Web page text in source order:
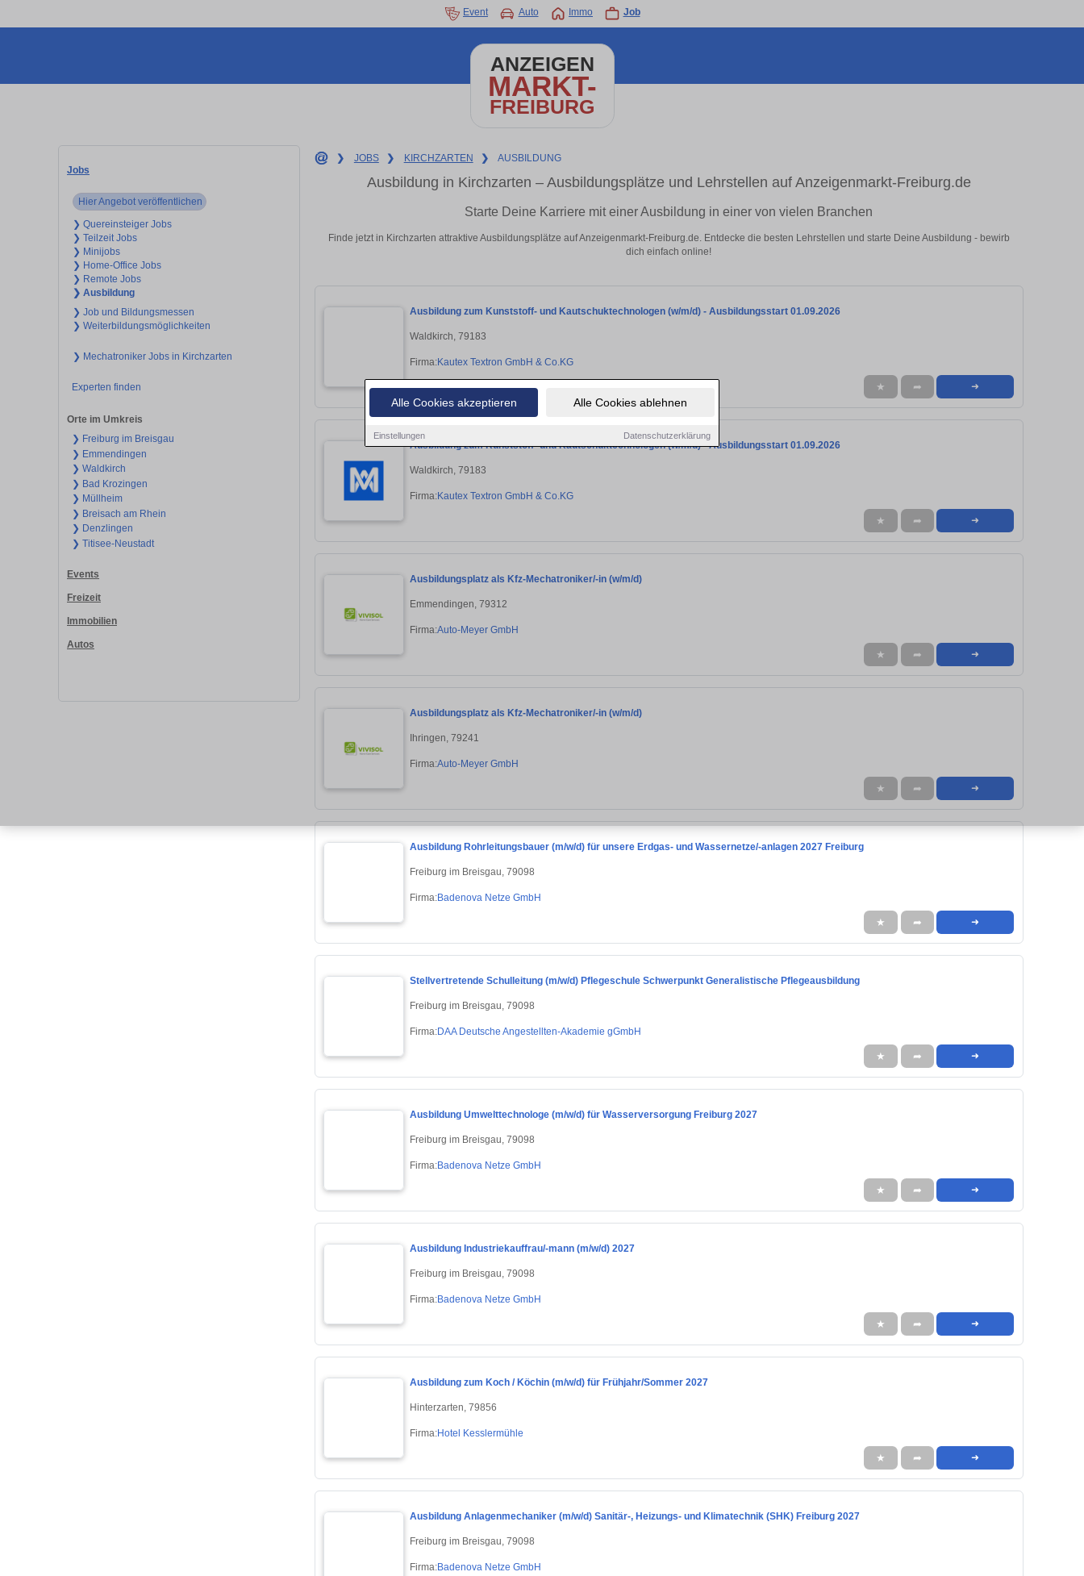
Alle Cookies akzeptieren Alle Cookies ablehnen
Einstellungen Datenschutzerklärung
Event Auto Immo Job
ANZEIGEN
MARKT-
FREIBURG
Jobs
Hier Angebot veröffentlichen
❯ Quereinsteiger Jobs
❯ Teilzeit Jobs
❯ Minijobs
❯ Home-Office Jobs
❯ Remote Jobs
❯ Ausbildung
❯ Job und Bildungsmessen
❯ Weiterbildungsmöglichkeiten
❯ Mechatroniker Jobs in Kirchzarten
Experten finden
Orte im Umkreis
❯ Freiburg im Breisgau
❯ Emmendingen
❯ Waldkirch
❯ Bad Krozingen
❯ Müllheim
❯ Breisach am Rhein
❯ Denzlingen
❯ Titisee-Neustadt
Events
Freizeit
Immobilien
Autos
❯ JOBS ❯ KIRCHZARTEN ❯ AUSBILDUNG
Ausbildung in Kirchzarten – Ausbildungsplätze und Lehrstellen auf Anzeigenmarkt-Freiburg.de
Starte Deine Karriere mit einer Ausbildung in einer von vielen Branchen
Finde jetzt in Kirchzarten attraktive Ausbildungsplätze auf Anzeigenmarkt-Freiburg.de. Entdecke die besten Lehrstellen und starte Deine Ausbildung - bewirb
dich einfach online!
Ausbildung zum Kunststoff- und Kautschuktechnologen (w/m/d) - Ausbildungsstart 01.09.2026
Waldkirch, 79183
Firma:Kautex Textron GmbH & Co.KG
★ ➦ ➜
Ausbildung zum Kunststoff- und Kautschuktechnologen (w/m/d) - Ausbildungsstart 01.09.2026
Waldkirch, 79183
Firma:Kautex Textron GmbH & Co.KG
★ ➦ ➜
Ausbildungsplatz als Kfz-Mechatroniker/-in (w/m/d)
Emmendingen, 79312
Firma:Auto-Meyer GmbH
★ ➦ ➜
Ausbildungsplatz als Kfz-Mechatroniker/-in (w/m/d)
Ihringen, 79241
Firma:Auto-Meyer GmbH
★ ➦ ➜
Ausbildung Rohrleitungsbauer (m/w/d) für unsere Erdgas- und Wassernetze/-anlagen 2027 Freiburg
Freiburg im Breisgau, 79098
Firma:Badenova Netze GmbH
★ ➦ ➜
Stellvertretende Schulleitung (m/w/d) Pflegeschule Schwerpunkt Generalistische Pflegeausbildung
Freiburg im Breisgau, 79098
Firma:DAA Deutsche Angestellten-Akademie gGmbH
★ ➦ ➜
Ausbildung Umwelttechnologe (m/w/d) für Wasserversorgung Freiburg 2027
Freiburg im Breisgau, 79098
Firma:Badenova Netze GmbH
★ ➦ ➜
Ausbildung Industriekauffrau/-mann (m/w/d) 2027
Freiburg im Breisgau, 79098
Firma:Badenova Netze GmbH
★ ➦ ➜
Ausbildung zum Koch / Köchin (m/w/d) für Frühjahr/Sommer 2027
Hinterzarten, 79856
Firma:Hotel Kesslermühle
★ ➦ ➜
Ausbildung Anlagenmechaniker (m/w/d) Sanitär-, Heizungs- und Klimatechnik (SHK) Freiburg 2027
Freiburg im Breisgau, 79098
Firma:Badenova Netze GmbH